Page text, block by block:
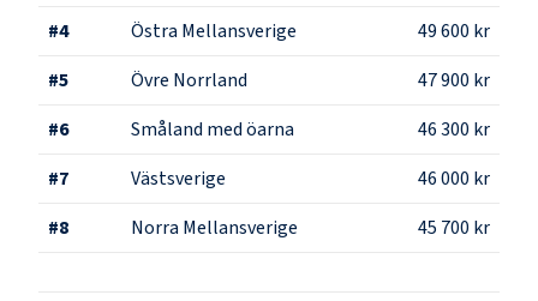
#4 Östra Mellansverige
49 600 kr
#5 Övre Norrland
47 900 kr
#6 Småland med öarna
46 300 kr
#7 Västsverige
46 000 kr
#8 Norra Mellansverige 45 700 kr